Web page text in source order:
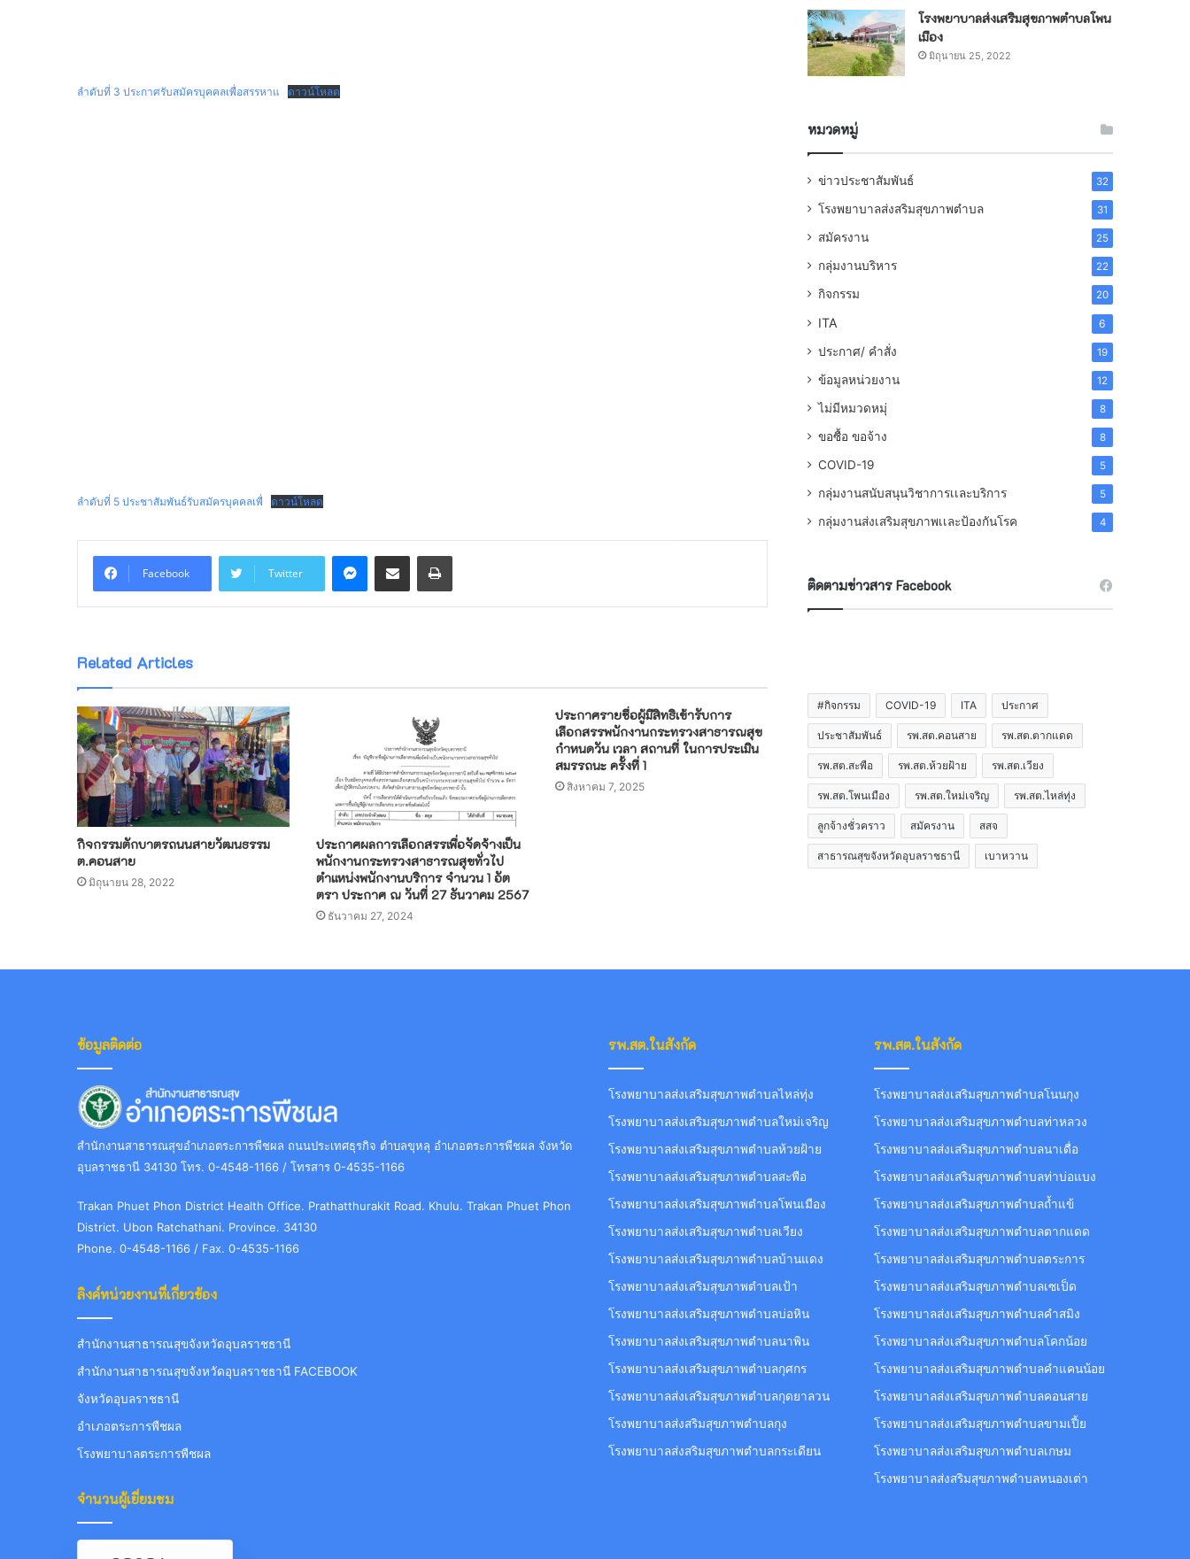
ลำดับที่ 3 ประกาศรับสมัครบุคคลเพื่อสรรหาแ ดาวน์โหลด
ลำดับที่ 5 ประชาสัมพันธ์รับสมัครบุคคลเพื่ ดาวน์โหลด
Facebook Twitter
Messenger
Share via Email Print
Related Articles
กิจกรรมตักบาตรถนนสายวัฒนธรรม
ต.คอนสาย
มิถุนายน 28, 2022
ประกาศผลการเลือกสรรเพื่อจัดจ้างเป็น
พนักงานกระทรวงสาธารณสุขทั่วไป
ตำแหน่งพนักงานบริการ จำนวน 1 อัต
ตรา ประกาศ ณ วันที่ 27 ธันวาคม 2567
ธันวาคม 27, 2024
ประกาศรายชื่อผู้มีสิทธิเข้ารับการ
เลือกสรรพนักงานกระทรวงสาธารณสุข
กำหนดวัน เวลา สถานที่ ในการประเมิน
สมรรถนะ ครั้งที่ 1
สิงหาคม 7, 2025
โรงพยาบาลส่งเสริมสุขภาพตำบลโพน
เมือง
มิถุนายน 25, 2022
หมวดหมู่
ข่าวประชาสัมพันธ์ 32
โรงพยาบาลส่งสริมสุขภาพตำบล 31
สมัครงาน 25
กลุ่มงานบริหาร 22
กิจกรรม 20
ITA 6
ประกาศ/ คำสั่ง 19
ข้อมูลหน่วยงาน 12
ไม่มีหมวดหมุ่ 8
ขอซื้อ ขอจ้าง 8
COVID-19 5
กลุ่มงานสนับสนุนวิชาการเเละบริการ 5
กลุ่มงานส่งเสริมสุขภาพเเละป้องกันโรค 4
ติดตามข่าวสาร Facebook
#กิจกรรม COVID-19 ITA ประกาศ
ประชาสัมพันธ์ รพ.สต.คอนสาย รพ.สต.ตากแดด
รพ.สต.สะพือ รพ.สต.ห้วยฝ้าย รพ.สต.เวียง
รพ.สต.โพนเมือง รพ.สต.ใหม่เจริญ รพ.สต.ไหล่ทุ่ง
ลูกจ้างชั่วคราว สมัครงาน สสจ
สาธารณสุขจังหวัดอุบลราชธานี เบาหวาน
ข้อมูลติดต่อ
สำนักงานสาธารณสุขอำเภอตระการพืชผล ถนนประเทศธุรกิจ ตำบลขุหลุ อำเภอตระการพืชผล จังหวัด
อุบลราชธานี 34130 โทร. 0-4548-1166 / โทรสาร 0-4535-1166
Trakan Phuet Phon District Health Office. Prathatthurakit Road. Khulu. Trakan Phuet Phon
District. Ubon Ratchathani. Province. 34130
Phone. 0-4548-1166 / Fax. 0-4535-1166
ลิงค์หน่วยงานที่เกี่ยวข้อง
สำนักงานสาธารณสุขจังหวัดอุบลราชธานี
สำนักงานสาธารณสุขจังหวัดอุบลราชธานี FACEBOOK
จังหวัดอุบลราชธานี
อำเภอตระการพืชผล
โรงพยาบาลตระการพืชผล
จำนวนผู้เยี่ยมชม
รพ.สต.ในสังกัด
โรงพยาบาลส่งเสริมสุขภาพตำบลไหล่ทุ่ง
โรงพยาบาลส่งเสริมสุขภาพตำบลใหม่เจริญ
โรงพยาบาลส่งเสริมสุขภาพตำบลห้วยฝ้าย
โรงพยาบาลส่งเสริมสุขภาพตำบลสะพือ
โรงพยาบาลส่งเสริมสุขภาพตำบลโพนเมือง
โรงพยาบาลส่งเสริมสุขภาพตำบลเวียง
โรงพยาบาลส่งเสริมสุขภาพตำบลบ้านแดง
โรงพยาบาลส่งเสริมสุขภาพตำบลเป้า
โรงพยาบาลส่งเสริมสุขภาพตำบลบ่อหิน
โรงพยาบาลส่งเสริมสุขภาพตำบลนาพิน
โรงพยาบาลส่งเสริมสุขภาพตำบลกุศกร
โรงพยาบาลส่งเสริมสุขภาพตำบลกุดยาลวน
โรงพยาบาลส่งสริมสุขภาพตำบลกุง
โรงพยาบาลส่งสริมสุขภาพตำบลกระเดียน
รพ.สต.ในสังกัด
โรงพยาบาลส่งเสริมสุขภาพตำบลโนนกุง
โรงพยาบาลส่งเสริมสุขภาพตำบลท่าหลวง
โรงพยาบาลส่งเสริมสุขภาพตำบลนาเดื่อ
โรงพยาบาลส่งเสริมสุขภาพตำบลท่าบ่อแบง
โรงพยาบาลส่งเสริมสุขภาพตำบลถ้ำแข้
โรงพยาบาลส่งเสริมสุขภาพตำบลตากแดด
โรงพยาบาลส่งเสริมสุขภาพตำบลตระการ
โรงพยาบาลส่งเสริมสุขภาพตำบลเซเป็ด
โรงพยาบาลส่งเสริมสุขภาพตำบลคำสมิง
โรงพยาบาลส่งเสริมสุขภาพตำบลโคกน้อย
โรงพยาบาลส่งเสริมสุขภาพตำบลคำแคนน้อย
โรงพยาบาลส่งเสริมสุขภาพตำบลคอนสาย
โรงพยาบาลส่งเสริมสุขภาพตำบลขามเปี้ย
โรงพยาบาลส่งเสริมสุขภาพตำบลเกษม
โรงพยาบาลส่งสริมสุขภาพตำบลหนองเต่า